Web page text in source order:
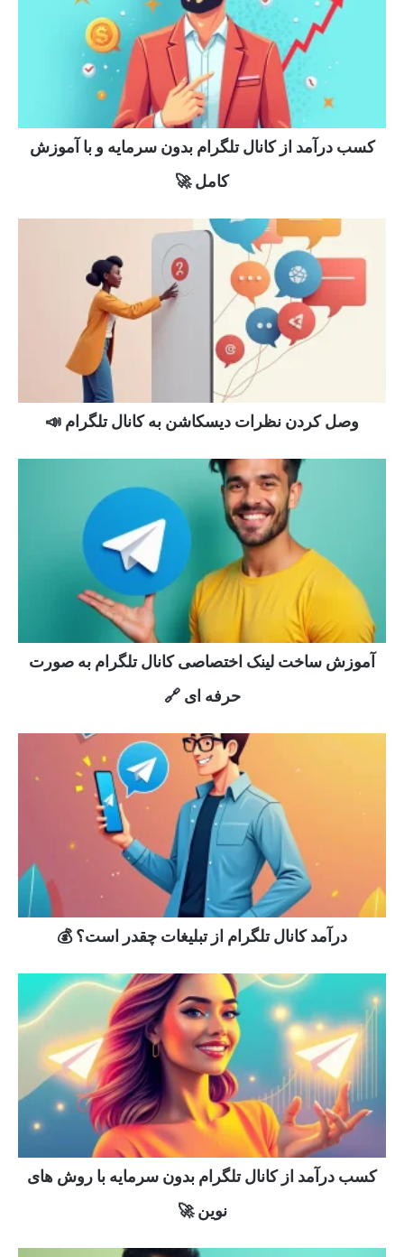
کسب درآمد از کانال تلگرام بدون سرمایه و با آموزش
کامل 🚀
وصل کردن نظرات دیسکاشن به کانال تلگرام 📣
آموزش ساخت لینک اختصاصی کانال تلگرام به صورت
حرفه ای 🔗
درآمد کانال تلگرام از تبلیغات چقدر است؟ 💰
کسب درآمد از کانال تلگرام بدون سرمایه با روش های
نوین 🚀